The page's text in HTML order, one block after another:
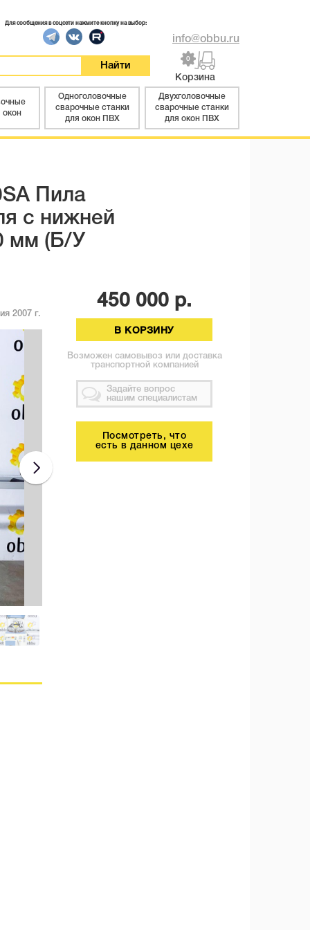
Для сообщения в соцсети нажмите кнопку на выбор:
info@obbu.ru
0
Корзина
окон
Одноголовочные
сварочные станки
для окон ПВХ
Двухголовочные
сварочные станки
для окон ПВХ
Пила
с нижней
мм (Б/У
2007 г.
450 000 р.
В КОРЗИНУ
Возможен самовывоз или доставка
транспортной компанией
Задайте вопрос
нашим специалистам
Посмотреть, что
есть в данном цехе